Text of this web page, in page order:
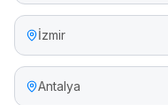
İzmir
Antalya